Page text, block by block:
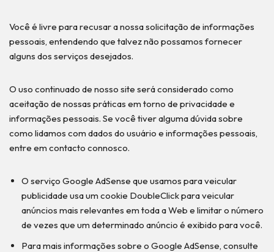
Você é livre para recusar a nossa solicitação de informações
pessoais, entendendo que talvez não possamos fornecer
alguns dos serviços desejados.
O uso continuado de nosso site será considerado como
aceitação de nossas práticas em torno de privacidade e
informações pessoais. Se você tiver alguma dúvida sobre
como lidamos com dados do usuário e informações pessoais,
entre em contacto connosco.
O serviço Google AdSense que usamos para veicular
publicidade usa um cookie DoubleClick para veicular
anúncios mais relevantes em toda a Web e limitar o número
de vezes que um determinado anúncio é exibido para você.
Para mais informações sobre o Google AdSense, consulte